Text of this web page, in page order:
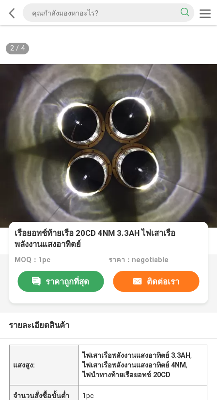
2/ 4
เรือยอทช์ท้ายเรือ 20CD 4NM 3.3AH ไฟเสาเรือ
พลังงานแสงอาทิตย์
MOQ：1pc ราคา：negotiable
ราคาถูกที่สุด ติดต่อเรา
รายละเอียดสินค้า
แสงสูง:
ไฟเสาเรือพลังงานแสงอาทิตย์ 3.3AH,
ไฟเสาเรือพลังงานแสงอาทิตย์ 4NM,
ไฟนำทางท้ายเรือยอทช์ 20CD
จำนวนสั่งซื้อขั้นต่ำ 1pc